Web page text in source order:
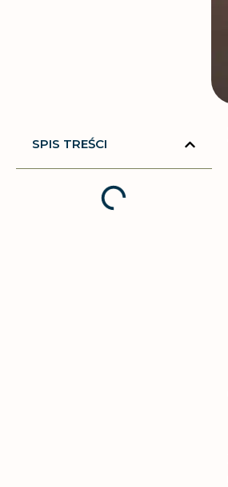
SPIS TREŚCI